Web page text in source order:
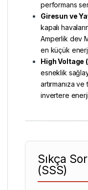
performans
Giresun ve
kapalı
Amperlik dev
en küçük
High Voltage
esneklik
artırmanıza
invertere enerji
Sıkça
(SSS)